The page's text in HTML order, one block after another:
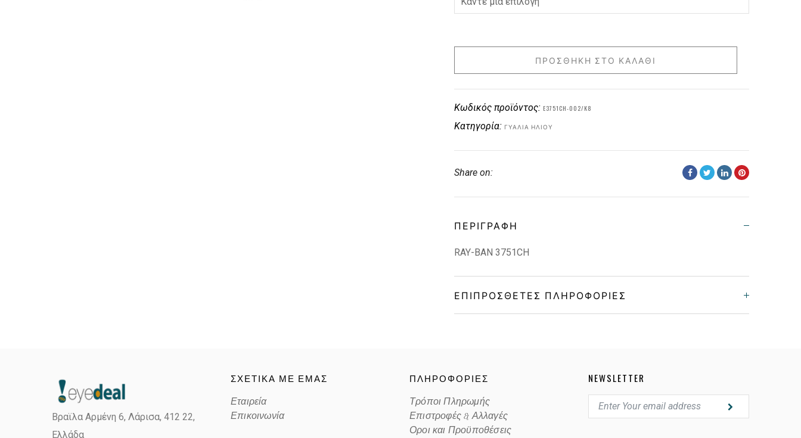
ΠΡΟΣΘΉΚΗ ΣΤΟ ΚΑΛΆΘΙ
Κωδικός προϊόντος: E3751CH-002/K8
Κατηγορία: ΓΥΑΛΙΆ ΗΛΊΟΥ
Share on:
ΠΕΡΙΓΡΑΦΉ
RAY-BAN 3751CH
ΕΠΙΠΡΌΣΘΕΤΕΣ ΠΛΗΡΟΦΟΡΊΕΣ
Lens Color POLARIZED GRAY
Βραϊλα Αρμένη 6, Λάρισα, 412 22,
Ελλάδα
ΣΧΕΤΙΚΑ ΜΕ ΕΜΑΣ
Εταιρεία
Επικοινωνία
ΠΛΗΡΟΦΟΡΙΕΣ
Τρόποι Πληρωμής
Επιστροφές & Αλλαγές
Οροι και Προϋποθέσεις
NEWSLETTER